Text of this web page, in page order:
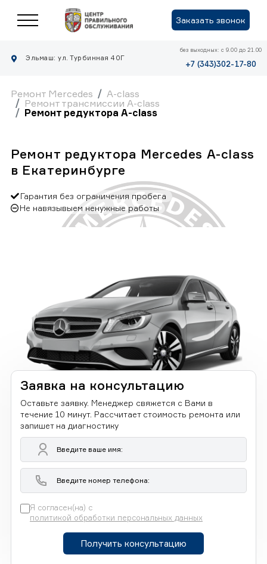
Заказать звонок
Эльмаш: ул. Турбинная 40Г
без выходных: с 9.00 до 21.00
+7 (343)302-17-80
Ремонт Mercedes
A-class
Ремонт трансмиссии A-class
Ремонт редуктора A-class
Ремонт редуктора Mercedes A-class
в Екатеринбурге
Гарантия без ограничения пробега
Не навязывыем ненужные работы
Заявка на консультацию
Оставьте заявку. Менеджер свяжется с Вами в
течение 10 минут. Рассчитает стоимость ремонта или
запишет на диагностику
Я согласен(на) с
политикой обработки персональных данных
Получить консультацию